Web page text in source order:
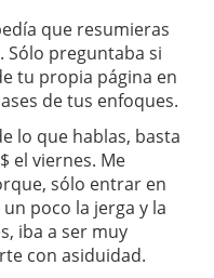
que resumieras
Sólo preguntaba si
tu propia página en
de tus enfoques.
lo que hablas, basta
el viernes. Me
sólo entrar en
poco la jerga y la
iba a ser muy
con asiduidad.